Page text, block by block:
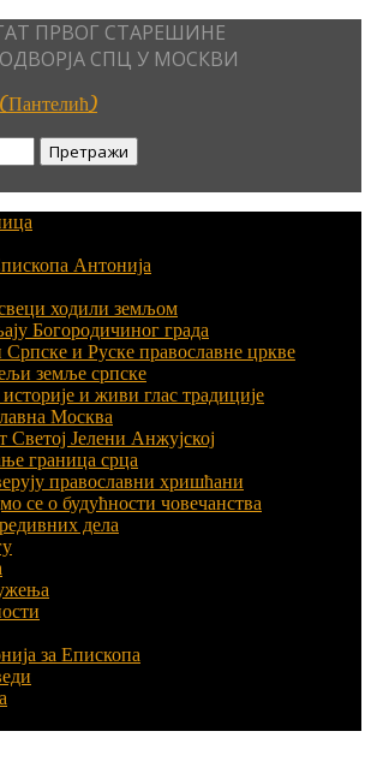
ПРВОГ СТАРЕШИНЕ
СПЦ У МОСКВИ
Антонија
ходили земљом
Богородичиног града
и Руске православне цркве
земље српске
и живи глас традиције
Москва
Светој Јелени Анжујској
граница срца
православни хришћани
се о будућности човечанства
дела
за Епископа